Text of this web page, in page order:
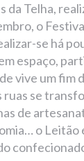
da Telha,
o
se há
espaço,
vive um fim
ruas se
de
o Leitão